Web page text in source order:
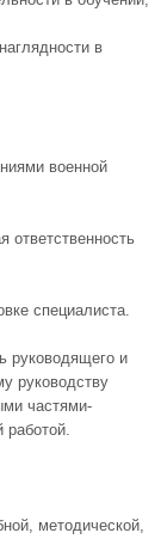
в
военной
ответственность
специалиста.
руководящего и
руководству
частями-
работой.
методической,